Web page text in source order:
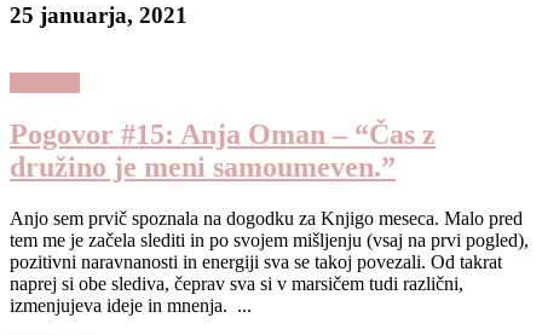
25 januarja, 2021
Pogovor #15: Anja Oman – “Čas z
družino je meni samoumeven.”
Anjo sem prvič spoznala na dogodku za Knjigo meseca. Malo pred
tem me je začela slediti in po svojem mišljenju (vsaj na prvi pogled),
pozitivni naravnanosti in energiji sva se takoj povezali. Od takrat
naprej si obe slediva, čeprav sva si v marsičem tudi različni,
izmenjujeva ideje in mnenja. ...